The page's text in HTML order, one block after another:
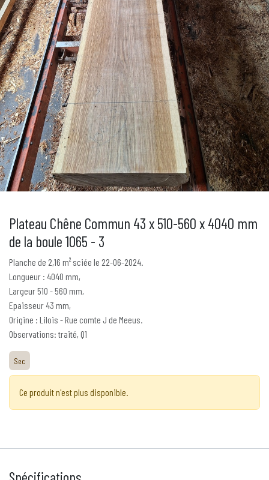
Plateau Chêne Commun 43 x 510-560 x 4040 mm
de la boule 1065 - 3
Planche de 2,16 m² sciée le 22-06-2024.
Longueur : 4040 mm,
Largeur 510 - 560 mm,
Epaisseur 43 mm,
Origine : Lilois - Rue comte J de Meeus.
Observations: traité, Q1
Sec
Ce produit n'est plus disponible.